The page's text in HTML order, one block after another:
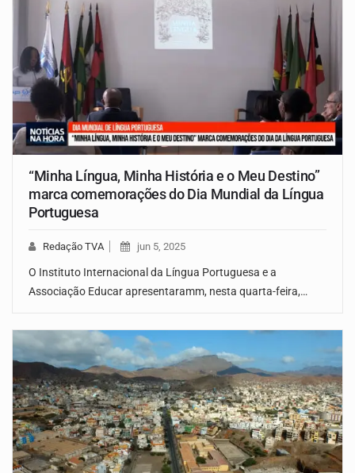
“Minha Língua, Minha História e o Meu Destino”
marca comemorações do Dia Mundial da Língua
Portuguesa
Redação TVA jun 5, 2025
O Instituto Internacional da Língua Portuguesa e a
Associação Educar apresentaramm, nesta quarta-feira,…